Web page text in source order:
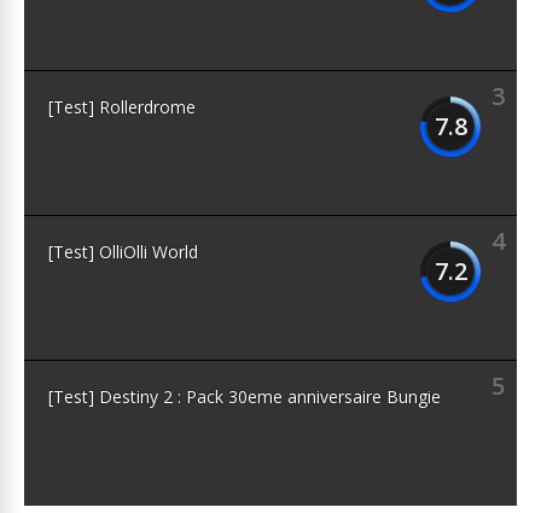
3
7.8
[Test] Rollerdrome
4
7.2
[Test] OlliOlli World
5
[Test] Destiny 2 : Pack 30eme anniversaire Bungie